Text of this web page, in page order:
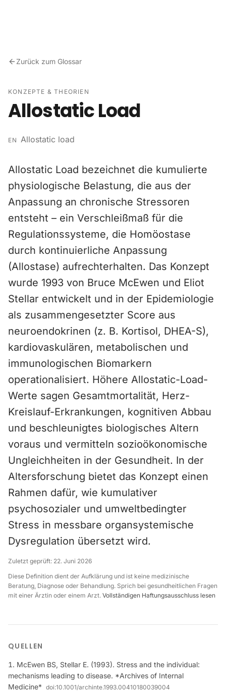
Zurück zum Glossar
KONZEPTE & THEORIEN
Allostatic Load
EN Allostatic load
Allostatic Load bezeichnet die kumulierte
physiologische Belastung, die aus der
Anpassung an chronische Stressoren
entsteht – ein Verschleißmaß für die
Regulationssysteme, die Homöostase
durch kontinuierliche Anpassung
(Allostase) aufrechterhalten. Das Konzept
wurde 1993 von Bruce McEwen und Eliot
Stellar entwickelt und in der Epidemiologie
als zusammengesetzter Score aus
neuroendokrinen (z. B. Kortisol, DHEA-S),
kardiovaskulären, metabolischen und
immunologischen Biomarkern
operationalisiert. Höhere Allostatic-Load-
Werte sagen Gesamtmortalität, Herz-
Kreislauf-Erkrankungen, kognitiven Abbau
und beschleunigtes biologisches Altern
voraus und vermitteln sozioökonomische
Ungleichheiten in der Gesundheit. In der
Altersforschung bietet das Konzept einen
Rahmen dafür, wie kumulativer
psychosozialer und umweltbedingter
Stress in messbare organsystemische
Dysregulation übersetzt wird.
Zuletzt geprüft: 22. Juni 2026
Diese Definition dient der Aufklärung und ist keine medizinische
Beratung, Diagnose oder Behandlung. Sprich bei gesundheitlichen Fragen
mit einer Ärztin oder einem Arzt. Vollständigen Haftungsausschluss lesen
QUELLEN
McEwen BS, Stellar E. (1993). Stress and the individual:
mechanisms leading to disease. *Archives of Internal
Medicine* doi:10.1001/archinte.1993.00410180039004